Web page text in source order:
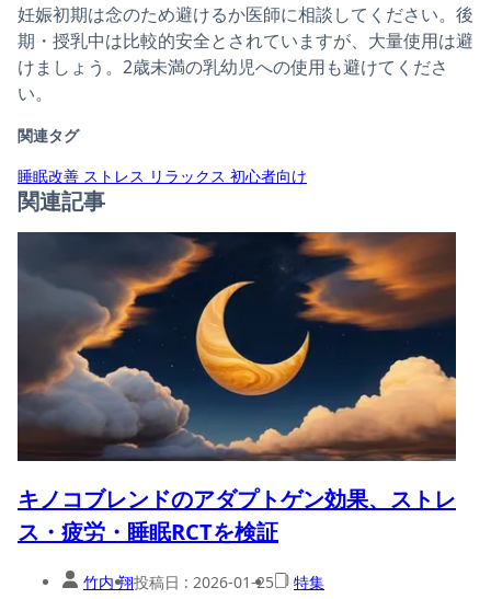
妊娠初期は念のため避けるか医師に相談してください。後
期・授乳中は比較的安全とされていますが、大量使用は避
けましょう。2歳未満の乳幼児への使用も避けてくださ
い。
関連タグ
睡眠改善 ストレス リラックス 初心者向け
関連記事
キノコブレンドのアダプトゲン効果、ストレ
ス・疲労・睡眠RCTを検証
竹内 翔投稿日 : 2026-01-25 特集